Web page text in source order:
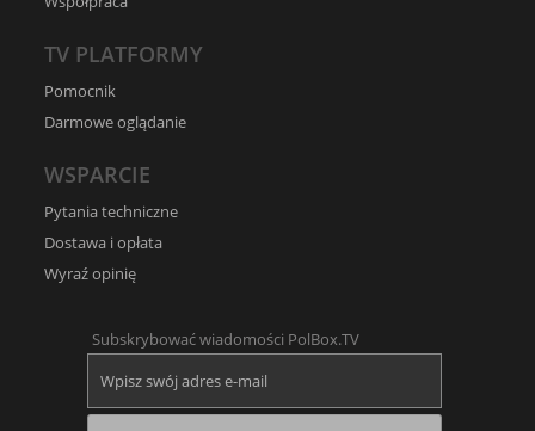
TV PLATFORMY
Pomocnik
Darmowe oglądanie
WSPARCIE
Pytania techniczne
Dostawa i opłata
Wyraź opinię
Subskrybować wiadomości PolBox.TV